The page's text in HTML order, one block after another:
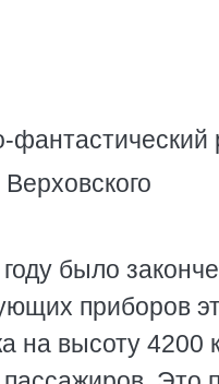
было
приборов
на высоту 4200